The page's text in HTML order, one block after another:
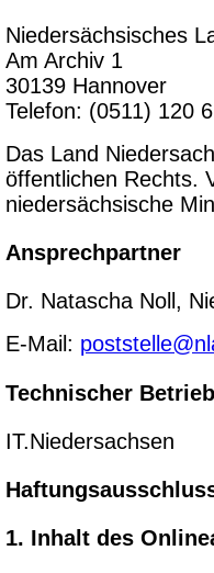
Niedersächsisches
Am Archiv 1
30139 Hannover
Telefon: (0511) 120
Das Land
öffentlichen Rechts.
niedersächsische
Ansprechpartner
Dr. Natascha Noll,
E-Mail:
Technischer Betrieb
IT.Niedersachsen
1. Inhalt des